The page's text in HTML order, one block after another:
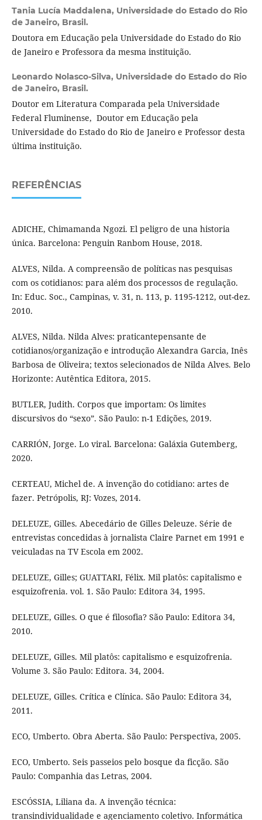
Tania Lucía Maddalena, Universidade do Estado do Rio
de Janeiro, Brasil.
Doutora em Educação pela Universidade do Estado do Rio
de Janeiro e Professora da mesma instituição.
Leonardo Nolasco-Silva, Universidade do Estado do Rio
de Janeiro, Brasil.
Doutor em Literatura Comparada pela Universidade
Federal Fluminense, Doutor em Educação pela
Universidade do Estado do Rio de Janeiro e Professor desta
última instituição.
REFERÊNCIAS
ADICHE, Chimamanda Ngozi. El peligro de una historia
única. Barcelona: Penguin Ranbom House, 2018.
ALVES, Nilda. A compreensão de políticas nas pesquisas
com os cotidianos: para além dos processos de regulação.
In: Educ. Soc., Campinas, v. 31, n. 113, p. 1195-1212, out-dez.
2010.
ALVES, Nilda. Nilda Alves: praticantepensante de
cotidianos/organização e introdução Alexandra Garcia, Inês
Barbosa de Oliveira; textos selecionados de Nilda Alves. Belo
Horizonte: Autêntica Editora, 2015.
BUTLER, Judith. Corpos que importam: Os limites
discursivos do “sexo”. São Paulo: n-1 Edições, 2019.
CARRIÓN, Jorge. Lo viral. Barcelona: Galáxia Gutemberg,
2020.
CERTEAU, Michel de. A invenção do cotidiano: artes de
fazer. Petrópolis, RJ: Vozes, 2014.
DELEUZE, Gilles. Abecedário de Gilles Deleuze. Série de
entrevistas concedidas à jornalista Claire Parnet em 1991 e
veiculadas na TV Escola em 2002.
DELEUZE, Gilles; GUATTARI, Félix. Mil platôs: capitalismo e
esquizofrenia. vol. 1. São Paulo: Editora 34, 1995.
DELEUZE, Gilles. O que é filosofia? São Paulo: Editora 34,
2010.
DELEUZE, Gilles. Mil platôs: capitalismo e esquizofrenia.
Volume 3. São Paulo: Editora. 34, 2004.
DELEUZE, Gilles. Crítica e Clínica. São Paulo: Editora 34,
2011.
ECO, Umberto. Obra Aberta. São Paulo: Perspectiva, 2005.
ECO, Umberto. Seis passeios pelo bosque da ficção. São
Paulo: Companhia das Letras, 2004.
ESCÓSSIA, Liliana da. A invenção técnica:
transindividualidade e agenciamento coletivo. Informática